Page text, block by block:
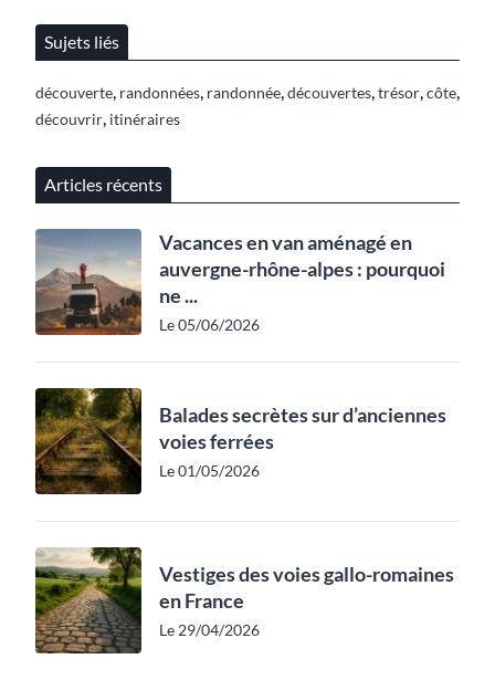
Sujets liés
découverte randonnées randonnée découvertes trésor côte
découvrir itinéraires
Articles récents
Vacances en van aménagé en
auvergne-rhône-alpes : pourquoi
ne ...
Le 05/06/2026
Balades secrètes sur d’anciennes
voies ferrées
Le 01/05/2026
Vestiges des voies gallo-romaines
en France
Le 29/04/2026